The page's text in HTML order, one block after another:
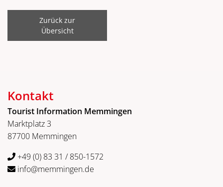
Zurück zur
Übersicht
Kontakt
Tourist Information Memmingen
Marktplatz 3
87700 Memmingen
+49 (0) 83 31 / 850-1572
info@memmingen.de